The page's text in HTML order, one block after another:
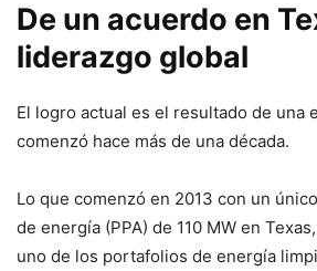
De un acuerdo en
liderazgo global
El logro actual es el resultado de una
comenzó hace más de una década.
Lo que comenzó en 2013 con un
de energía (PPA) de 110 MW en
uno de los portafolios de energía